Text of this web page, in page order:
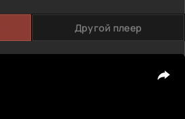
Другой плеер